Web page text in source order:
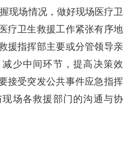
现场情况，做好现场医疗卫
疗卫生救援工作紧张有序地
援指挥部主要或分管领导亲
少中间环节，提高决策效
接受突发公共事件应急指挥
现场各救援部门的沟通与协